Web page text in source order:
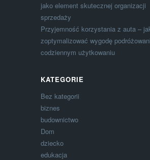
jako element skutecznej organizacji
sprzedaży
Przyjemność korzystania z auta –
zoptymalizować wygodę
codziennym użytkowaniu
KATEGORIE
Bez kategorii
biznes
budownictwo
Dom
dziecko
edukacja